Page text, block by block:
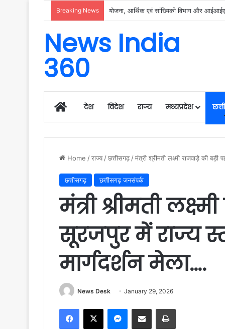
Breaking News रायगढ़ में विकास को मिल रही नई रफ्तार, हर
News India
360
Homeदेश विदेश राज्य मध्यप्रदेश
Home /राज्य /छत्तीसगढ़ /मंत्री श्रीमती लक्ष्मी राजवाड़े की
छत्तीसगढ़ छत्तीसगढ़ जनसंपर्क
मंत्री श्रीमती
सूरजपुर में राज्य
मार्गदर्शन मेला….
News Desk January 29, 2026
Facebook
X Messenger
Share via Email Print